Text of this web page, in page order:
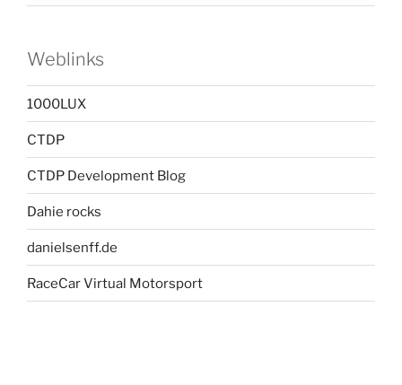
Weblinks
1000LUX
CTDP
CTDP Development Blog
Dahie rocks
danielsenff.de
RaceCar Virtual Motorsport